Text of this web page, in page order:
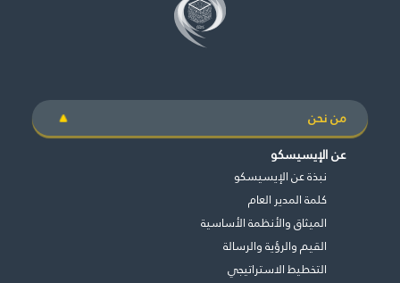
من نحن
عن الإيسيسكو
نبذة عن الإيسيسكو
كلمة المدير العام
الميثاق والأنظمة الأساسية
القيم والرؤية والرسالة
التخطيط الاستراتيجي